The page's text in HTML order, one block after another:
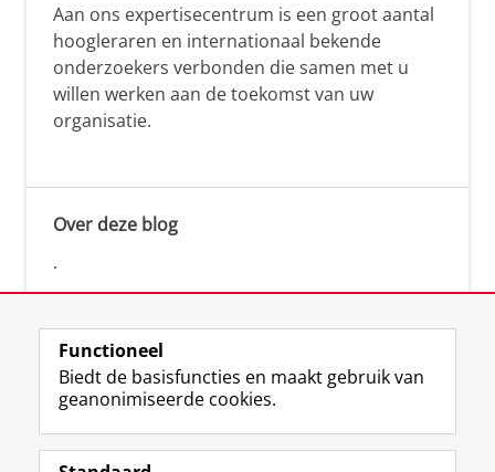
Aan ons expertisecentrum is een groot aantal
hoogleraren en internationaal bekende
onderzoekers verbonden die samen met u
willen werken aan de toekomst van uw
organisatie.
Over deze blog
.
Volg de RUG
F
a
L
i
R
S
I
n
Y
o
Functioneel
Biedt de basisfuncties en maakt gebruik van
geanonimiseerde cookies.